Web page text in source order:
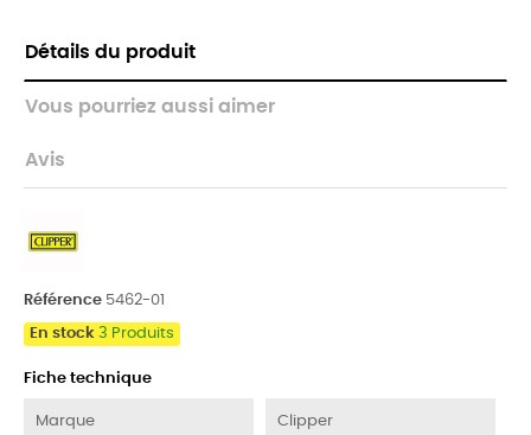
Détails du produit
Vous pourriez aussi aimer
Avis
Référence 5462-01
En stock 3 Produits
Fiche technique
Marque Clipper